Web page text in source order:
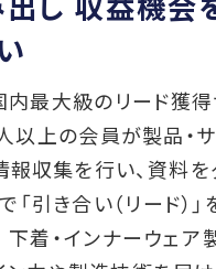
最大級のリード獲得
以上の会員が製品・サ
収集を行い、資料を
「引き合い（リード）
下着・インナーウェア